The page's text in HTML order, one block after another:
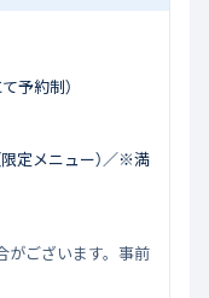
予約制）
定メニュー）／※満
がございます。事前